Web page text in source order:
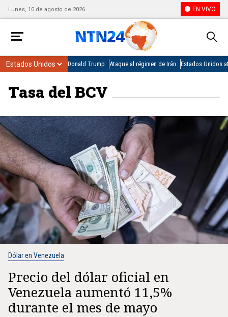
Lunes, 10 de agosto de 2026 EN VIVO
Donald Trump Ataque al régimen de Irán Estados Unidos
Tasa del BCV
Dólar en Venezuela
Precio del dólar oficial en
Venezuela aumentó 11,5%
durante el mes de mayo